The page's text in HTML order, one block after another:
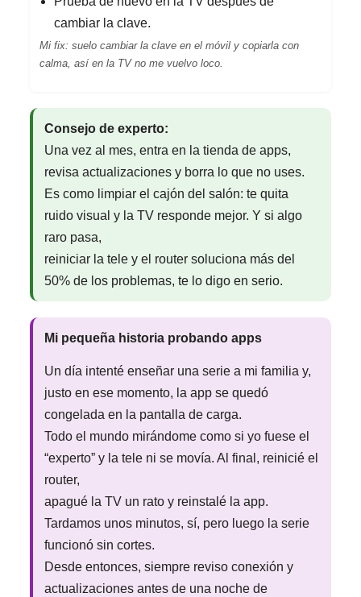
cambiar la clave.
Mi fix: suelo cambiar la clave en el móvil y copiarla con
calma, así en la TV no me vuelvo loco.
Consejo de experto:
Una vez al mes, entra en la tienda de apps,
revisa actualizaciones y borra lo que no uses.
Es como limpiar el cajón del salón: te quita
ruido visual y la TV responde mejor. Y si algo
raro pasa,
reiniciar la tele y el router soluciona más del
50% de los problemas, te lo digo en serio.
Mi pequeña historia probando apps
Un día intenté enseñar una serie a mi familia y,
justo en ese momento, la app se quedó
congelada en la pantalla de carga.
Todo el mundo mirándome como si yo fuese el
“experto” y la tele ni se movía. Al final, reinicié el
router,
apagué la TV un rato y reinstalé la app.
Tardamos unos minutos, sí, pero luego la serie
funcionó sin cortes.
Desde entonces, siempre reviso conexión y
actualizaciones antes de una noche de